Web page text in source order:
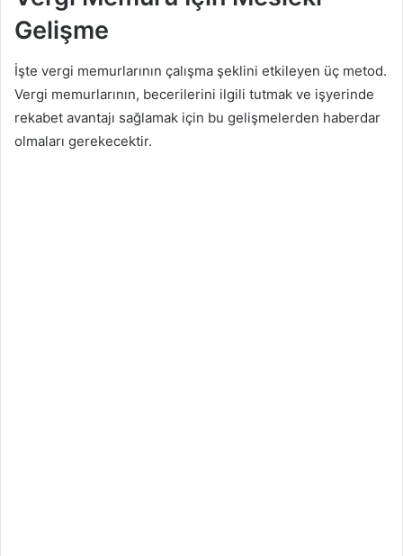
Gelişme
İşte vergi memurlarının çalışma şeklini etkileyen üç metod.
Vergi memurlarının, becerilerini ilgili tutmak ve işyerinde
rekabet avantajı sağlamak için bu gelişmelerden haberdar
olmaları gerekecektir.